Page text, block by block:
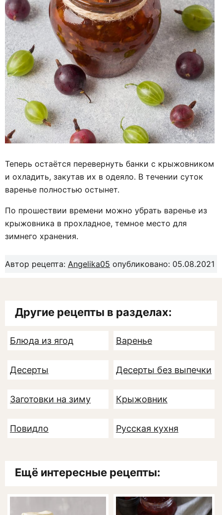
Теперь остаётся перевернуть банки с крыжовником
и охладить, закутав их в одеяло. В течении суток
варенье полностью остынет.
По прошествии времени можно убрать варенье из
крыжовника в прохладное, темное место для
зимнего хранения.
Автор рецепта: Angelika05 опубликовано: 05.08.2021
Другие рецепты в разделах:
Блюда из ягод Варенье
Десерты Десерты без выпечки
Заготовки на зиму Крыжовник
Повидло Русская кухня
Ещё интересные рецепты: